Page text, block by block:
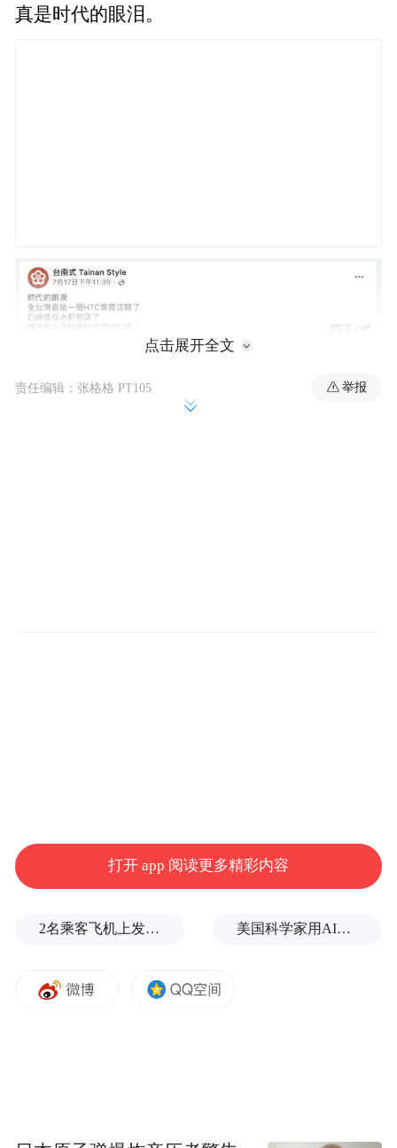
真是时代的眼泪。
是专卖店。（ 咱们自己的专卖店早就倒闭完
了哟 ~~ 不过呢，我们的新手机 HTC U24 Pro
点击展开全文
责任编辑：张格格 PT105 举报
打开 app 阅读更多精彩内容
2名乘客飞机上发生肢体冲突，龙江航空回应 美国科学家用AI制造出16种全新病毒，网民炸了…